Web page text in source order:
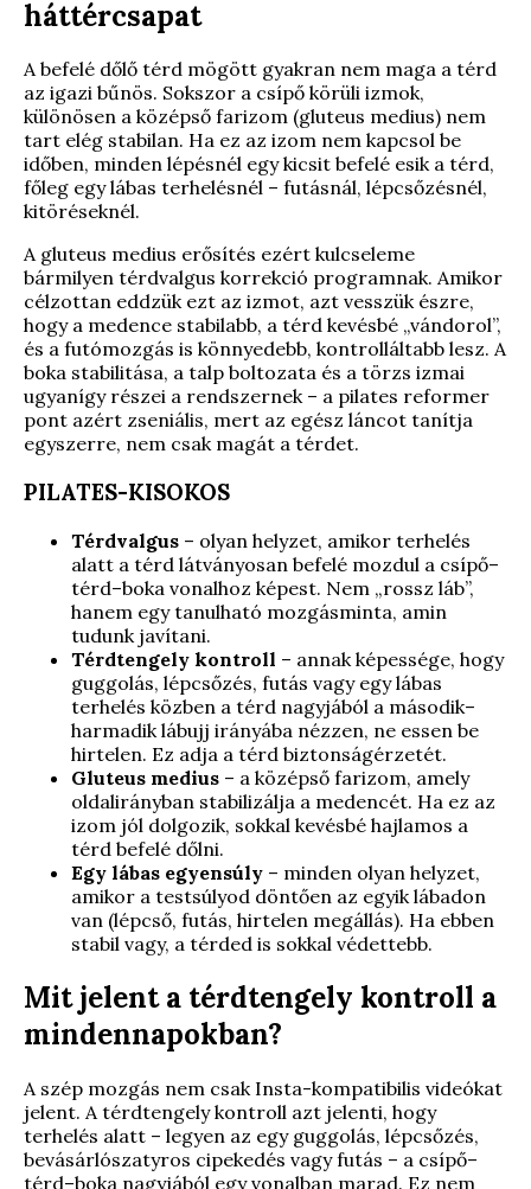
háttércsapat
A befelé dőlő térd mögött gyakran nem maga a térd
az igazi bűnös. Sokszor a csípő körüli izmok,
különösen a középső farizom (gluteus medius) nem
tart elég stabilan. Ha ez az izom nem kapcsol be
időben, minden lépésnél egy kicsit befelé esik a térd,
főleg egy lábas terhelésnél – futásnál, lépcsőzésnél,
kitöréseknél.
A gluteus medius erősítés ezért kulcseleme
bármilyen térdvalgus korrekció programnak. Amikor
célzottan eddzük ezt az izmot, azt vesszük észre,
hogy a medence stabilabb, a térd kevésbé „vándorol”,
és a futómozgás is könnyedebb, kontrolláltabb lesz. A
boka stabilitása, a talp boltozata és a törzs izmai
ugyanígy részei a rendszernek – a pilates reformer
pont azért zseniális, mert az egész láncot tanítja
egyszerre, nem csak magát a térdet.
PILATES-KISOKOS
Térdvalgus – olyan helyzet, amikor terhelés
alatt a térd látványosan befelé mozdul a csípő–
térd–boka vonalhoz képest. Nem „rossz láb”,
hanem egy tanulható mozgásminta, amin
tudunk javítani.
Térdtengely kontroll – annak képessége, hogy
guggolás, lépcsőzés, futás vagy egy lábas
terhelés közben a térd nagyjából a második–
harmadik lábujj irányába nézzen, ne essen be
hirtelen. Ez adja a térd biztonságérzetét.
Gluteus medius – a középső farizom, amely
oldalirányban stabilizálja a medencét. Ha ez az
izom jól dolgozik, sokkal kevésbé hajlamos a
térd befelé dőlni.
Egy lábas egyensúly – minden olyan helyzet,
amikor a testsúlyod döntően az egyik lábadon
van (lépcső, futás, hirtelen megállás). Ha ebben
stabil vagy, a térded is sokkal védettebb.
Mit jelent a térdtengely kontroll a
mindennapokban?
A szép mozgás nem csak Insta-kompatibilis videókat
jelent. A térdtengely kontroll azt jelenti, hogy
terhelés alatt – legyen az egy guggolás, lépcsőzés,
bevásárlószatyros cipekedés vagy futás – a csípő–
térd–boka nagyjából egy vonalban marad. Ez nem